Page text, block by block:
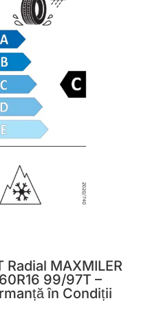
MAXMILER
99/97T –
în Condiții